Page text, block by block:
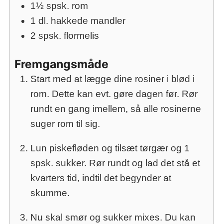
1½ spsk. rom
1 dl. hakkede mandler
2 spsk. flormelis
Fremgangsmåde
Start med at lægge dine rosiner i blød i
rom. Dette kan evt. gøre dagen før. Rør
rundt en gang imellem, så alle rosinerne
suger rom til sig.
Lun piskefløden og tilsæt tørgær og 1
spsk. sukker. Rør rundt og lad det stå et
kvarters tid, indtil det begynder at
skumme.
Nu skal smør og sukker mixes. Du kan